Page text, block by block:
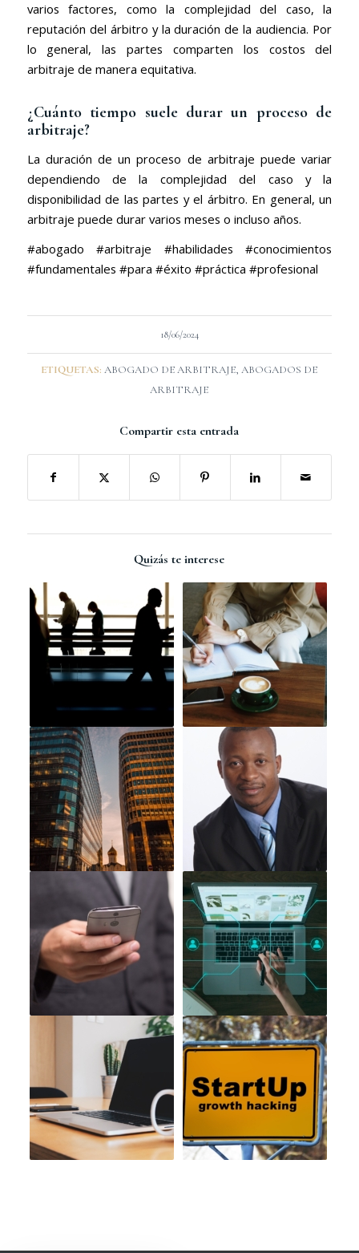
varios factores, como la complejidad del caso, la
reputación del árbitro y la duración de la audiencia. Por
lo general, las partes comparten los costos del
arbitraje de manera equitativa.
¿Cuánto tiempo suele durar un proceso de
arbitraje?
La duración de un proceso de arbitraje puede variar
dependiendo de la complejidad del caso y la
disponibilidad de las partes y el árbitro. En general, un
arbitraje puede durar varios meses o incluso años.
#abogado #arbitraje #habilidades #conocimientos
#fundamentales #para #éxito #práctica #profesional
18/06/2024
ETIQUETAS: ABOGADO DE ARBITRAJE,ABOGADOS DE
ARBITRAJE
Compartir esta entrada
Quizás te interese